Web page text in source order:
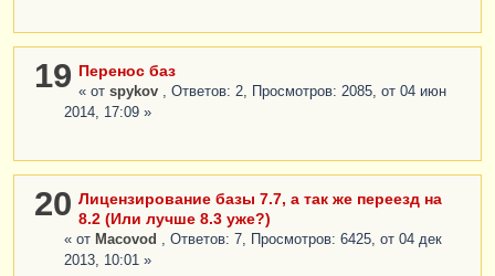
19 Перенос баз
« от spykov
, Ответов: 2, Просмотров: 2085, от 04 июн
2014, 17:09 »
20 Лицензирование базы 7.7, а так же переезд на
8.2 (Или лучше 8.3 уже?)
« от Macovod
, Ответов: 7, Просмотров: 6425, от 04 дек
2013, 10:01 »